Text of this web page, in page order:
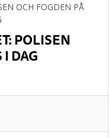
POLISEN
DAG